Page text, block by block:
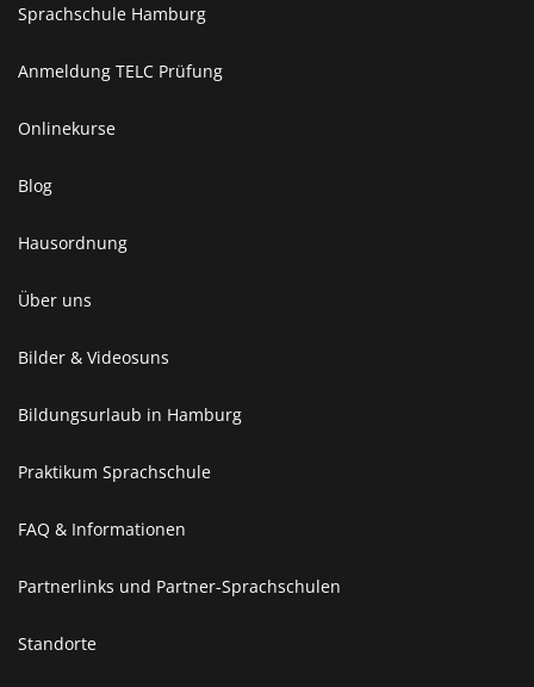
Sprachschule Hamburg
Anmeldung TELC Prüfung
Onlinekurse
Blog
Hausordnung
Über uns
Bilder & Videosuns
Bildungsurlaub in Hamburg
Praktikum Sprachschule
FAQ & Informationen
Partnerlinks und Partner-Sprachschulen
Standorte